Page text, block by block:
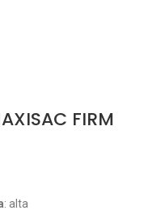
FIRM
: alta